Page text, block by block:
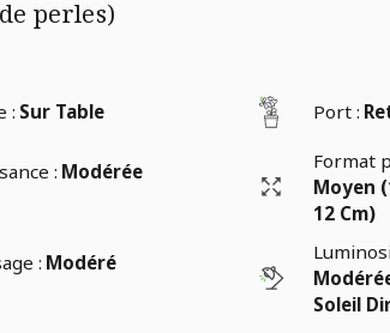
perles)
: Sur Table Port :
: Modérée
Format
Moyen
12 Cm)
: Modéré
Soleil